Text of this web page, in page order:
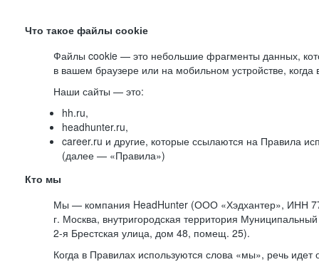
Что такое файлы cookie
Файлы cookie — это небольшие фрагменты данных,
в вашем браузере или на мобильном устройстве,
Наши сайты — это:
hh.ru,
headhunter.ru,
career.ru и другие, которые ссылаются на Правила
(далее — «Правила»)
Кто мы
Мы — компания HeadHunter (ООО «Хэдхантер», ИНН
г. Москва, внутригородская территория Муниципальный
2-я Брестская улица, дом 48, помещ. 25).
Когда в Правилах используются слова «мы», речь